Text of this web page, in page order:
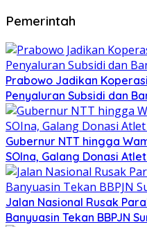
Pemerintah
Prabowo Jadikan
Penyaluran Subsidi dan
Gubernur NTT hingga
SOIna, Galang Donasi
Jalan Nasional Rusak
Banyuasin Tekan BBPJN